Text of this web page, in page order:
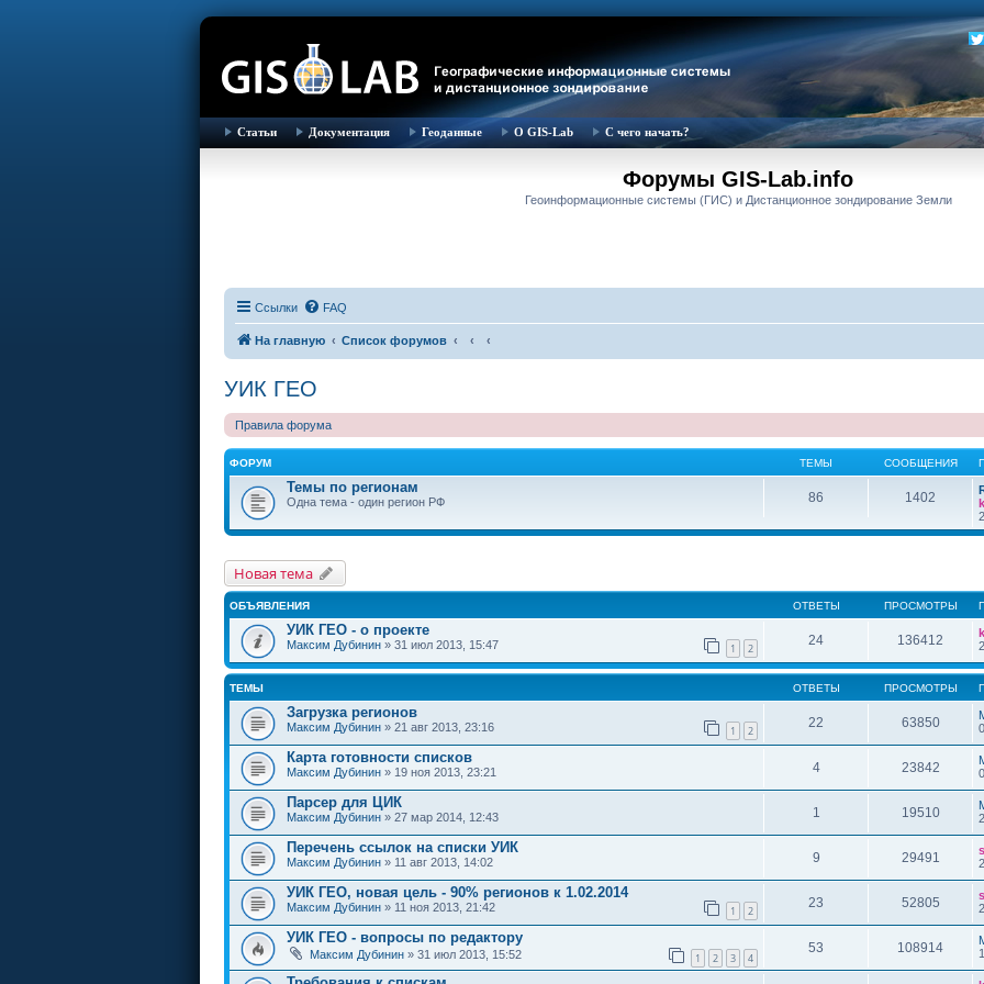
Статьи Документация Геоданные О GIS-Lab С чего начать?
Форумы GIS-Lab.info
Геоинформационные системы (ГИС) и Дистанционное зондирование Земли
Ссылки FAQ
На главную Список форумов
УИК ГЕО
Правила форума
ФОРУМ ТЕМЫ СООБЩЕНИЯ
Темы по регионам
Одна тема - один регион РФ 86 1402
Новая тема
ОБЪЯВЛЕНИЯ ОТВЕТЫ ПРОСМОТРЫ
УИК ГЕО - о проекте
Максим Дубинин » 31 июл 2013, 15:47 1 2
24 136412
ТЕМЫ ОТВЕТЫ ПРОСМОТРЫ
Загрузка регионов
Максим Дубинин » 21 авг 2013, 23:16 1 2
22 63850
Карта готовности списков
Максим Дубинин » 19 ноя 2013, 23:21 4 23842
Парсер для ЦИК
Максим Дубинин » 27 мар 2014, 12:43 1 19510
Перечень ссылок на списки УИК
Максим Дубинин » 11 авг 2013, 14:02 9 29491
УИК ГЕО, новая цель - 90% регионов к 1.02.2014
Максим Дубинин » 11 ноя 2013, 21:42 1 2
23 52805
УИК ГЕО - вопросы по редактору
Максим Дубинин » 31 июл 2013, 15:52 1 2 3 4
53 108914